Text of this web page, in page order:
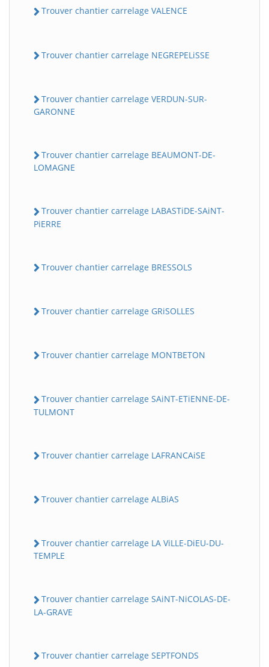
Trouver chantier carrelage VALENCE
Trouver chantier carrelage NEGREPELiSSE
Trouver chantier carrelage VERDUN-SUR-
GARONNE
Trouver chantier carrelage BEAUMONT-DE-
LOMAGNE
Trouver chantier carrelage LABASTiDE-SAiNT-
PiERRE
Trouver chantier carrelage BRESSOLS
Trouver chantier carrelage GRiSOLLES
Trouver chantier carrelage MONTBETON
Trouver chantier carrelage SAiNT-ETiENNE-DE-
TULMONT
Trouver chantier carrelage LAFRANCAiSE
Trouver chantier carrelage ALBiAS
Trouver chantier carrelage LA ViLLE-DiEU-DU-
TEMPLE
Trouver chantier carrelage SAiNT-NiCOLAS-DE-
LA-GRAVE
Trouver chantier carrelage SEPTFONDS